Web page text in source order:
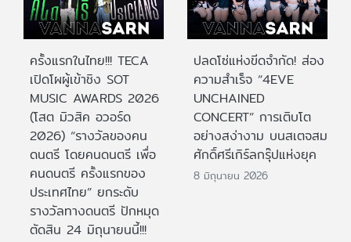
ครั้งแรกในไทย!!! TECA
เปิดโผผู้เข้าชิง SOT
MUSIC AWARDS 2026
(โสต มิวสิค อวอร์ด
2026) “รางวัลของคน
ดนตรี โดยคนดนตรี เพื่อ
คนดนตรี ครั้งแรกของ
ประเทศไทย” ยกระดับ
รางวัลทางดนตรี ปักหมุด
ตัดสิน 24 มิถุนายนนี้!!!
ปลดโซ่แห่งขีดจำกัด! ส่อง
ความสำเร็จ “4EVE
UNCHAINED
CONCERT” การเติบโต
อย่างสง่างาม บนสเตจสม
ศักดิ์ศรีเกิร์ลกรุ๊ปแห่งยุค
8 มิถุนายน 2026